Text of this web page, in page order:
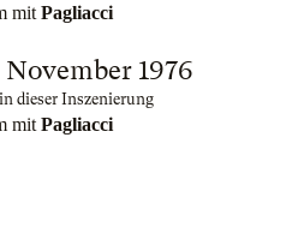
mit Pagliacci
1976
dieser Inszenierung
mit Pagliacci